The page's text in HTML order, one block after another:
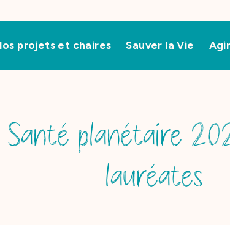
projets et chaires Sauver la Vie
planétaire
lauréates